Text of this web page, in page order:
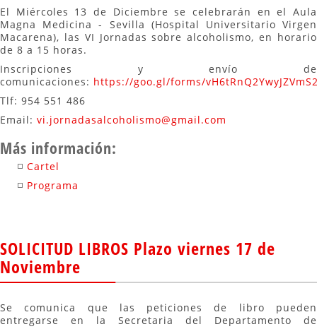
El Miércoles 13 de Diciembre se celebrarán en el Aula
Magna Medicina - Sevilla (Hospital Universitario Virgen
Macarena), las VI Jornadas sobre alcoholismo, en horario
de 8 a 15 horas.
Inscripciones y envío de
comunicaciones: https://goo.gl/forms/
Tlf: 954 551 486
Email: vi.jornadasalcoholismo@gmail.com
Más información:
Cartel
Programa
SOLICITUD LIBROS Plazo viernes 17 de
Noviembre
Se comunica que las peticiones de libro pueden
entregarse en la Secretaria del Departamento de